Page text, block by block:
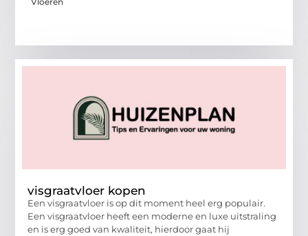
visgraatvloer kopen
Een visgraatvloer is op dit moment heel erg populair.
Een visgraatvloer heeft een moderne en luxe uitstraling
en is erg goed van kwaliteit, hierdoor gaat hij